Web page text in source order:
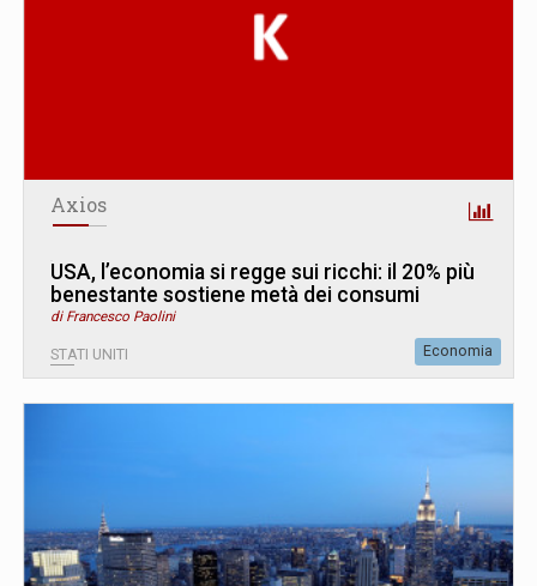
Axios
USA, l’economia si regge sui ricchi: il 20% più
benestante sostiene metà dei consumi
di Francesco Paolini
STATI UNITI Economia